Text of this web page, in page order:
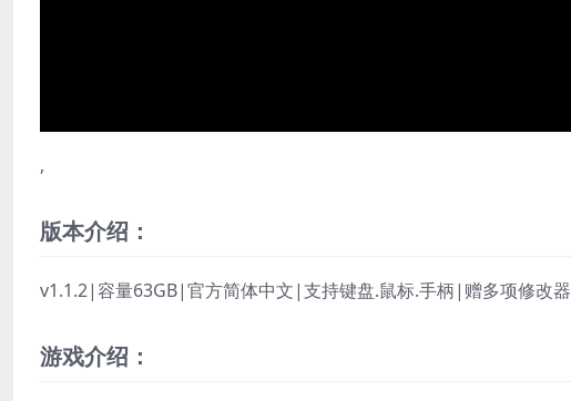
,
版本介绍：
v1.1.2|容量63GB|官方简体中文|支持键盘.鼠标.手柄|赠多项修改器
游戏介绍：